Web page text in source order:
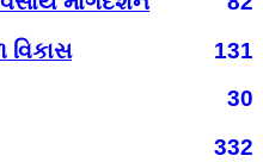
વિકાસ
131
30
332